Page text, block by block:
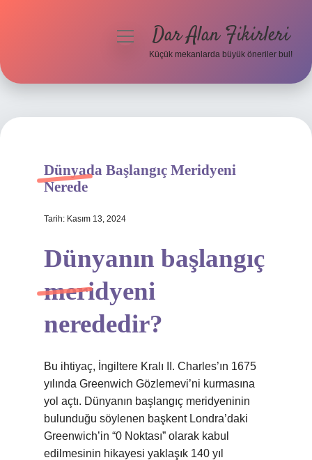
Hakkımızda
menüyüDar Alan Fikirleri
Küçük mekanlarda büyük öneriler bul!
Dünyada Başlangıç Meridyeni
Nerede
Tarih: Kasım 13, 2024
Dünyanın başlangıç
meridyeni
nerededir?
Bu ihtiyaç, İngiltere Kralı II. Charles’ın 1675
yılında Greenwich Gözlemevi’ni kurmasına
yol açtı. Dünyanın başlangıç ​​meridyeninin
bulunduğu söylenen başkent Londra’daki
Greenwich’in “0 Noktası” olarak kabul
edilmesinin hikayesi yaklaşık 140 yıl